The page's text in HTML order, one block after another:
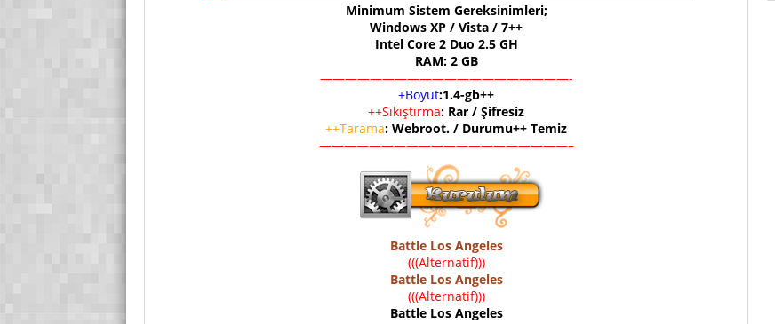
Minimum Sistem Gereksinimleri;
Windows XP / Vista / 7++
Intel Core 2 Duo 2.5 GH
RAM: 2 GB
————————————————————-
+Boyut:1.4-gb++
++Sıkıştırma: Rar / Şifresiz
++Tarama: Webroot. / Durumu++ Temiz
————————————————————–
Battle Los Angeles
(((Alternatif)))
Battle Los Angeles
(((Alternatif)))
Battle Los Angeles